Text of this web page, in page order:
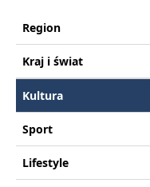
Region
Kraj i świat
Kultura
Sport
Lifestyle